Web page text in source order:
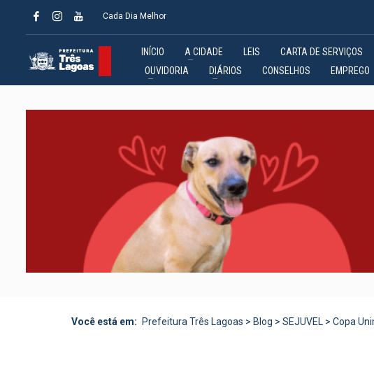
Cada Dia Melhor
INÍCIO A CIDADE LEIS CARTA DE SERVIÇOS
OUVIDORIA
DIÁRIOS CONSELHOS EMPREGO
Você está em: Prefeitura Três Lagoas > Blog > SEJUVEL > Copa